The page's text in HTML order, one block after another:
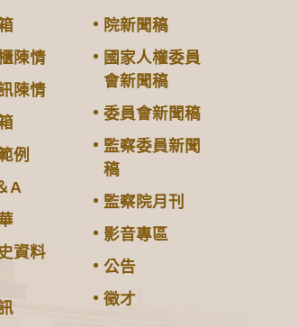
陳情
陳情
例
A
資料
院新聞稿
國家人權委員
會新聞稿
委員會新聞稿
監察委員新聞
稿
監察院月刊
影音專區
公告
徵才